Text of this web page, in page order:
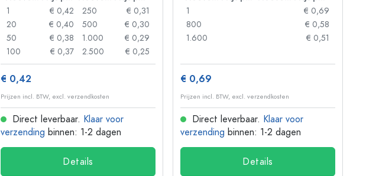
1
€ 0,42
20
€ 0,40
50
€ 0,38
100
€ 0,37
250
€ 0,31
500
€ 0,30
1.000
€ 0,29
2.500
€ 0,25
€ 0,42
Prijzen incl. BTW, excl. verzendkosten
Direct leverbaar. Klaar voor
verzending binnen: 1-2 dagen
Details
1
€ 0,69
800
€ 0,58
1.600
€ 0,51
€ 0,69
Prijzen incl. BTW, excl. verzendkosten
Direct leverbaar. Klaar voor
verzending binnen: 1-2 dagen
Details